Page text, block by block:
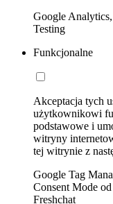
Google
Testing
Funkcjonalne
Akceptacja tych
użytkownikowi
podstawowe i
witryny
tej witrynie z
Google Tag
Consent Mode
Freshchat